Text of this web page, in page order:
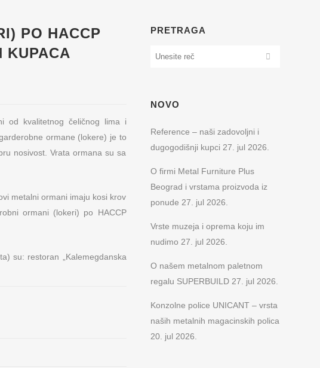
PO HACCP
KUPACA
od kvalitetnog čeličnog lima i
ormane (lokere) je to
nosivost. Vrata ormana su sa
metalni ormani imaju kosi krov
ormani (lokeri) po HACCP
su: restoran „Kalemegdanska
PRETRAGA
NOVO
Reference – naši zadovoljni i
dugogodišnji kupci 27. jul 2026.
O firmi Metal Furniture Plus
Beograd i vrstama proizvoda iz
ponude 27. jul 2026.
Vrste muzeja i oprema koju im
nudimo 27. jul 2026.
O našem metalnom paletnom
regalu SUPERBUILD 27. jul 2026.
Konzolne police UNICANT – vrsta
naših metalnih magacinskih polica
20. jul 2026.